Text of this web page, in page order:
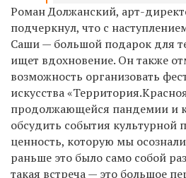
Роман Должанский, арт-
подчеркнул, что с
Саши — большой подарок для
ищет вдохновение. Он также
возможность организовать
искусства
продолжающейся пандемии и
обсудить события
ценность, которую мы
раньше это было само собой
такая встреча — это большое